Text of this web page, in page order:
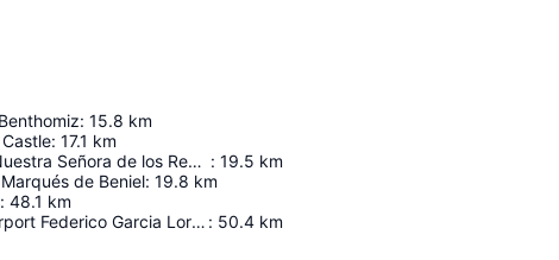
: 15.8 km
: 17.1 km
Ermita de Nuestra Señora de los Remedios : 19.5 km
de Beniel: 19.8 km
: 48.1 km
Granada Airport Federico Garcia Lorca : 50.4 km